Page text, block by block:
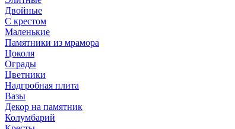
Двойные
С крестом
Маленькие
Памятники из мрамора
Цоколя
Ограды
Цветники
Надгробная плита
Вазы
Декор на памятник
Колумбарий